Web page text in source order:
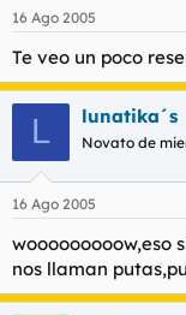
16 Ago 2005
Te veo un poco
L lunatika´s
Novato de
16 Ago 2005
wooooooooow,eso
nos llaman